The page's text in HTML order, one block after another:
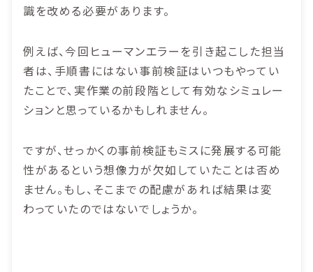
識を改める必要があります。
例えば、今回ヒューマンエラーを引き起こした担当
者は、手順書にはない事前検証はいつもやってい
たことで、実作業の前段階として有効なシミュレー
ションと思っているかもしれません。
ですが、せっかくの事前検証もミスに発展する可能
性があるという想像力が欠如していたことは否め
ません。もし、そこまでの配慮があれば結果は変
わっていたのではないでしょうか。